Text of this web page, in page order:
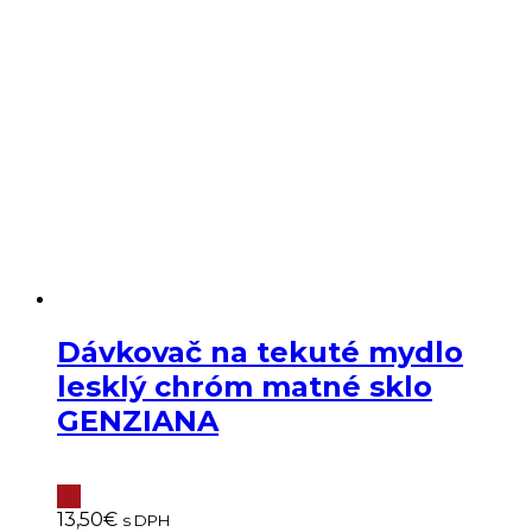
Dávkovač na tekuté mydlo
lesklý chróm matné sklo
GENZIANA
13,50€ s DPH